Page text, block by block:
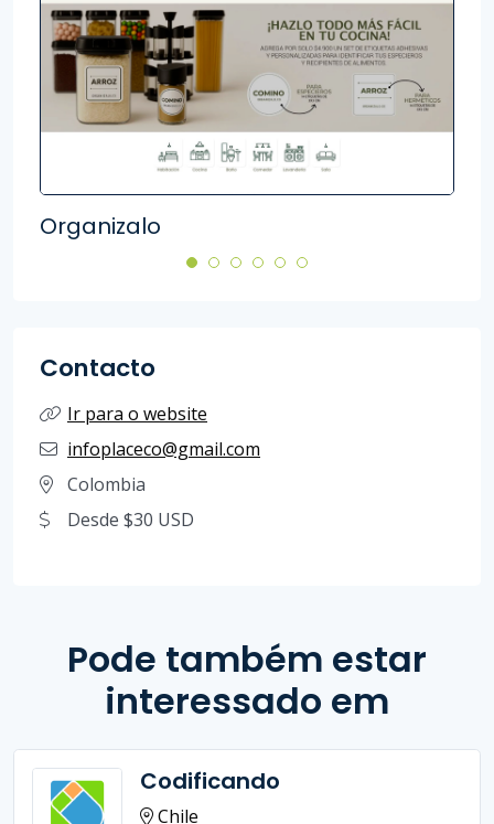
Organizalo
Contacto
Ir para o website
infoplaceco@gmail.com
Colombia
Desde $30 USD
Pode também estar
interessado em
Codificando
Chile